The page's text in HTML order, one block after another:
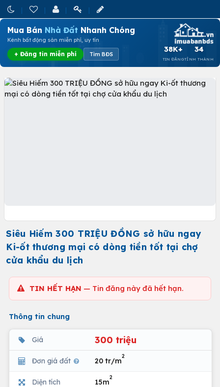
Mua Bán Nhà Đất Nhanh Chóng
Kênh bất động sản miễn phí, uy tín
+ Đăng tin miễn phí Tìm BĐS
38K+
TIN ĐĂNG
34
TỈNH THÀNH
Siêu Hiếm 300 TRIỆU ĐỒNG sở hữu ngay
Ki-ốt thương mại có dòng tiền tốt tại chợ
cửa khẩu du lịch
TIN HẾT HẠN — Tin đăng này đã hết hạn.
Thông tin chung
Giá 300 triệu
Đơn giá đất 20 tr/m
2
Diện tích 15m
2